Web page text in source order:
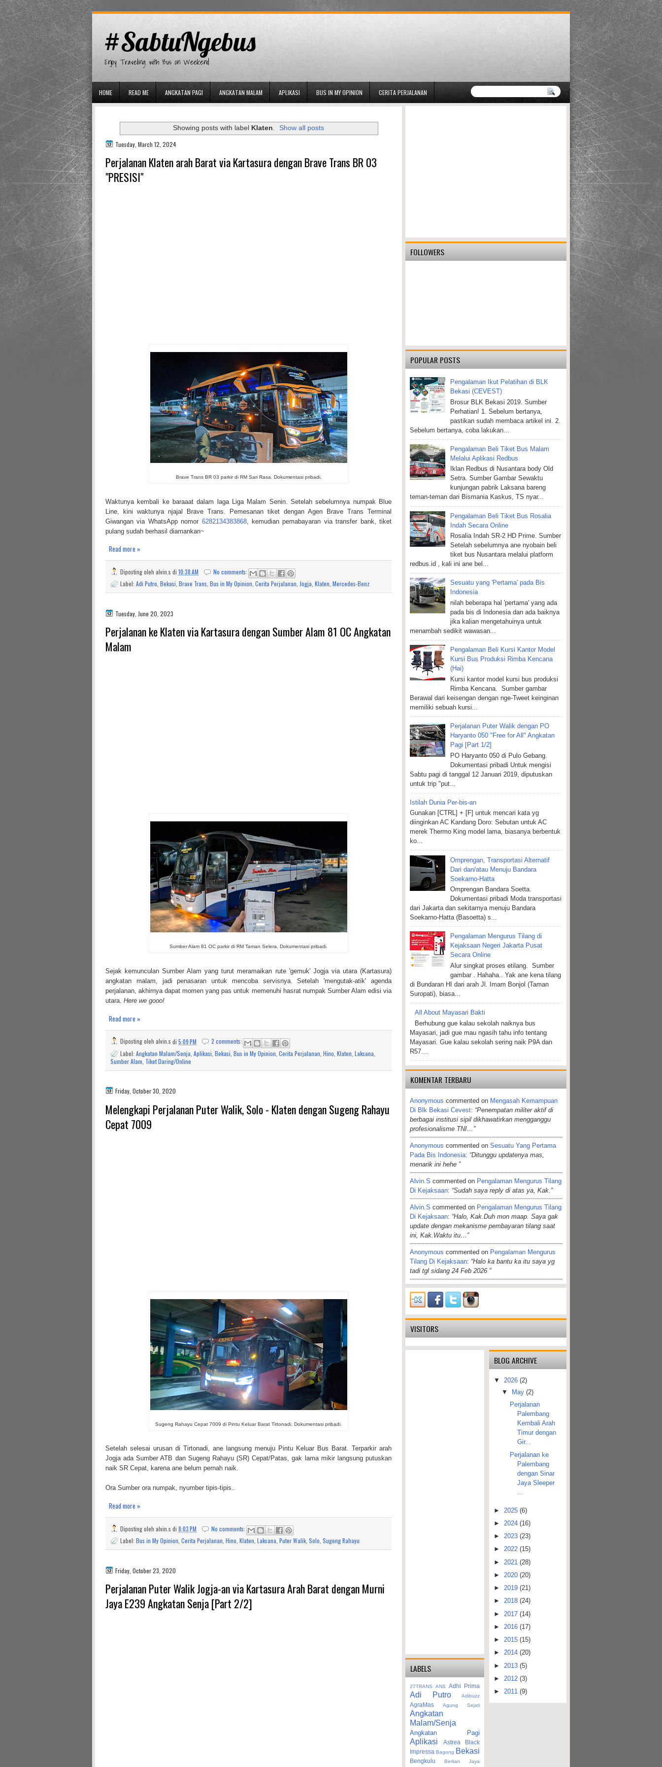
#SabtuNgebus
Enjoy Traveling with Bus on Weekend
HOME READ ME ANGKATAN PAGI ANGKATAN MALAM APLIKASI BUS IN MY OPINION CERITA PERJALANAN
Showing posts with label Klaten. Show all posts
Tuesday, March 12, 2024
Perjalanan Klaten arah Barat via Kartasura dengan Brave Trans BR 03
"PRESISI"
Brave Trans BR 03 parkir di RM Sari Rasa. Dokumentasi pribadi.
Waktunya kembali ke baraaat dalam laga Liga Malam Senin. Setelah sebelumnya numpak Blue
Line, kini waktunya njajal Brave Trans. Pemesanan tiket dengan Agen Brave Trans Terminal
Giwangan via WhatsApp nomor 6282134383868, kemudian pemabayaran via transfer bank, tiket
pulang sudah berhasil diamankan~
Read more »
Diposting oleh alvin.s di 10:38 AM
No comments:
Label: Adi Putro Bekasi Brave Trans Bus in My Opinion Cerita Perjalanan Jogja Klaten Mercedes-Benz
Tuesday, June 20, 2023
Perjalanan ke Klaten via Kartasura dengan Sumber Alam 81 OC Angkatan
Malam
Sumber Alam 81 OC parkir di RM Taman Selera. Dokumentasi pribadi.
Sejak kemunculan Sumber Alam yang turut meramaikan rute 'gemuk' Jogja via utara (Kartasura)
angkatan malam, jadi penasaran untuk mencoba servisnya. Setelah 'mengutak-atik' agenda
perjalanan, akhirnya dapat momen yang pas untuk memenuhi hasrat numpak Sumber Alam edisi via
utara. Here we gooo!
Read more »
Diposting oleh alvin.s di 5:09 PM
2 comments:
Label: Angkatan Malam/Senja Aplikasi Bekasi Bus in My Opinion Cerita Perjalanan Hino Klaten Laksana
Sumber Alam Tiket Daring/Online
Friday, October 30, 2020
Melengkapi Perjalanan Puter Walik, Solo - Klaten dengan Sugeng Rahayu
Cepat 7009
Sugeng Rahayu Cepat 7009 di Pintu Keluar Barat Tirtonadi. Dokumentasi pribadi.
Setelah selesai urusan di Tirtonadi, ane langsung menuju Pintu Keluar Bus Barat. Terparkir arah
Jogja ada Sumber ATB dan Sugeng Rahayu (SR) Cepat/Patas, gak lama mikir langsung putuskan
naik SR Cepat, karena ane belum pernah naik.
Ora Sumber ora numpak, nyumber tipis-tipis..
Read more »
Diposting oleh alvin.s di 8:03 PM
No comments:
Label: Bus in My Opinion Cerita Perjalanan Hino Klaten Laksana Puter Walik Solo Sugeng Rahayu
Friday, October 23, 2020
Perjalanan Puter Walik Jogja-an via Kartasura Arah Barat dengan Murni
Jaya E239 Angkatan Senja [Part 2/2]
FOLLOWERS
POPULAR POSTS
Pengalaman Ikut Pelatihan di BLK
Bekasi (CEVEST)
Brosur BLK Bekasi 2019. Sumber
Perhatian! 1. Sebelum bertanya,
pastikan sudah membaca artikel ini. 2.
Sebelum bertanya, coba lakukan...
Pengalaman Beli Tiket Bus Malam
Melalui Aplikasi Redbus
Iklan Redbus di Nusantara body Old
Setra. Sumber Gambar Sewaktu
kunjungan pabrik Laksana bareng
teman-teman dari Bismania Kaskus, TS nyar...
Pengalaman Beli Tiket Bus Rosalia
Indah Secara Online
Rosalia Indah SR-2 HD Prime. Sumber
Setelah sebelumnya ane nyobain beli
tiket bus Nusantara melalui platform
redbus.id , kali ini ane bel...
Sesuatu yang 'Pertama' pada Bis
Indonesia
nilah beberapa hal 'pertama' yang ada
pada bis di Indonesia dan ada baiknya
jika kalian mengetahuinya untuk
menambah sedikit wawasan...
Pengalaman Beli Kursi Kantor Model
Kursi Bus Produksi Rimba Kencana
(Hai)
Kursi kantor model kursi bus produksi
Rimba Kencana. Sumber gambar
Berawal dari keisengan dengan nge-Tweet keinginan
memiliki sebuah kursi...
Perjalanan Puter Walik dengan PO
Haryanto 050 "Free for All" Angkatan
Pagi [Part 1/2]
PO Haryanto 050 di Pulo Gebang.
Dokumentasi pribadi Untuk mengisi
Sabtu pagi di tanggal 12 Januari 2019, diputuskan
untuk trip "put...
Istilah Dunia Per-bis-an
Gunakan [CTRL] + [F] untuk mencari kata yg
diinginkan AC Kandang Doro: Sebutan untuk AC
merek Thermo King model lama, biasanya berbentuk
ko...
Omprengan, Transportasi Alternatif
Dari dan/atau Menuju Bandara
Soekarno-Hatta
Omprengan Bandara Soetta.
Dokumentasi pribadi Moda transportasi
dari Jakarta dan sekitarnya menuju Bandara
Soekarno-Hatta (Basoetta) s...
Pengalaman Mengurus Tilang di
Kejaksaan Negeri Jakarta Pusat
Secara Online
Alur singkat proses etilang. Sumber
gambar . Hahaha.. Yak ane kena tilang
di Bundaran HI dari arah Jl. Imam Bonjol (Taman
Suropati), biasa...
All About Mayasari Bakti
Berhubung gue kalau sekolah naiknya bus
Mayasari, jadi gue mau ngasih tahu info tentang
Mayasari. Gue kalau sekolah sering naik P9A dan
R57....
KOMENTAR TERBARU
Anonymous commented on Mengasah Kemampuan
Di Blk Bekasi Cevest: “Penempatan militer aktif di
berbagai institusi sipil dikhawatirkan mengganggu
profesionalisme TNI…”
Anonymous commented on Sesuatu Yang Pertama
Pada Bis Indonesia: “Ditunggu updatenya mas,
menarik ini hehe ”
Alvin.s commented on Pengalaman Mengurus Tilang
Di Kejaksaan: “Sudah saya reply di atas ya, Kak.”
Alvin.s commented on Pengalaman Mengurus Tilang
Di Kejaksaan: “Halo, Kak.Duh mon maap. Saya gak
update dengan mekanisme pembayaran tilang saat
ini, Kak.Waktu itu…”
Anonymous commented on Pengalaman Mengurus
Tilang Di Kejaksaan: “Halo ka bantu ka itu saya yg
tadi tgl sidang 24 Feb 2026 ”
VISITORS
LABELS
27TRANS ANS Adhi Prima
Adi Putro Adibuzz
AgraMas Agung Sejati
Angkatan
Malam/Senja
Angkatan Pagi
Aplikasi
Astrea Black
Impressa Bagong Bekasi
Bengkulu Berlian Jaya
BLOG ARCHIVE
▼2026(2)
▼
May (2)
Perjalanan
Palembang
Kembali Arah
Timur dengan
Gir...
Perjalanan ke
Palembang
dengan Sinar
Jaya Sleeper
► 2025(6)
► 2024(16)
►2023(23)
►2022(15)
► 2021(28)
► 2020(20)
►2019(21)
►2018(24)
► 2017(14)
► 2016(17)
►2015(15)
►2014(20)
► 2013(5)
► 2012(3)
►2011(9)